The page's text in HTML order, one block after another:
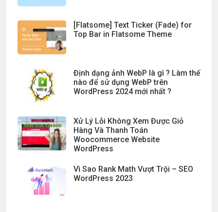
[Flatsome] Text Ticker (Fade) for
Top Bar in Flatsome Theme
Định dạng ảnh WebP là gì ? Làm thế
nào để sử dụng WebP trên
WordPress 2024 mới nhất ?
Xử Lý Lỗi Không Xem Được Giỏ
Hàng Và Thanh Toán
Woocommerce Website
WordPress
Vì Sao Rank Math Vượt Trội – SEO
WordPress 2023